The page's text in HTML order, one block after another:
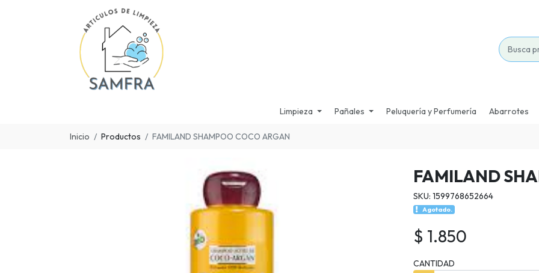
Limpieza Pañales Peluquería y Perfumería Abarrotes
Inicio Productos FAMILAND SHAMPOO COCO ARGAN
FAMILAND
SKU: 1599768652664
Agotado.
$ 1.850
CANTIDAD